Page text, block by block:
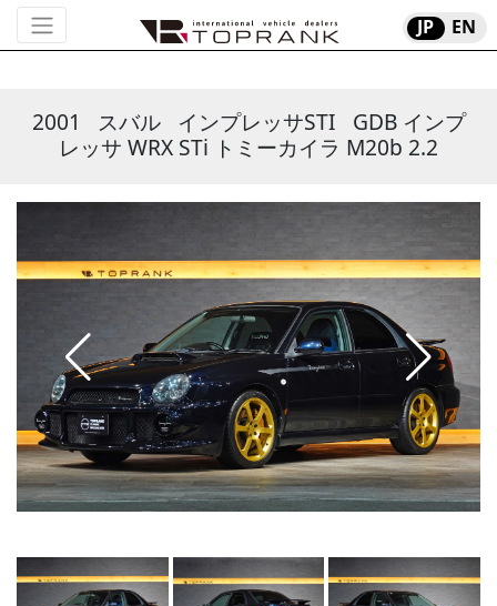
JP EN
2001 スバル インプレッサSTI GDB インプ
レッサ WRX STi トミーカイラ M20b 2.2